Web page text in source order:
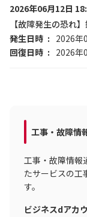
2026年06月12日
【故障発生の恐れ
発生日時
2026年
回復日時
2026年
工事・故障情
工事・故障情報
たサービスの工
す。
ビジネスdアカ